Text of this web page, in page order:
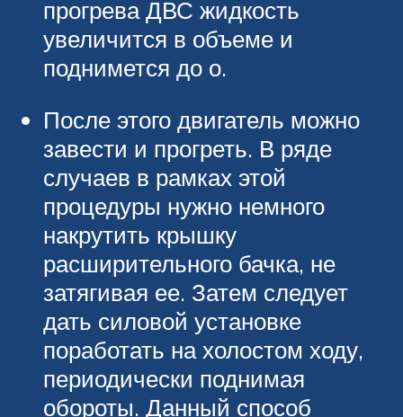
прогрева ДВС жидкость
увеличится в объеме и
поднимется до о.
После этого двигатель можно
завести и прогреть. В ряде
случаев в рамках этой
процедуры нужно немного
накрутить крышку
расширительного бачка, не
затягивая ее. Затем следует
дать силовой установке
поработать на холостом ходу,
периодически поднимая
обороты. Данный способ